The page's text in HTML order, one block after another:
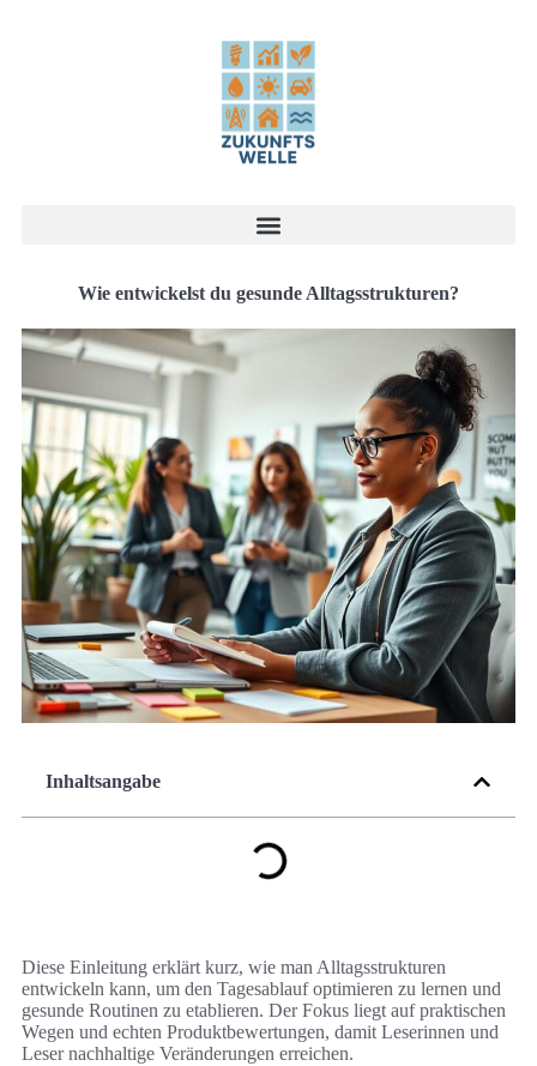
Wie entwickelst du gesunde Alltagsstrukturen?
Inhaltsangabe
Diese Einleitung erklärt kurz, wie man Alltagsstrukturen
entwickeln kann, um den Tagesablauf optimieren zu lernen und
gesunde Routinen zu etablieren. Der Fokus liegt auf praktischen
Wegen und echten Produktbewertungen, damit Leserinnen und
Leser nachhaltige Veränderungen erreichen.